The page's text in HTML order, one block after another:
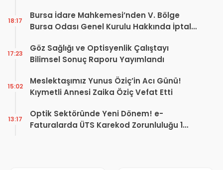
Bursa İdare Mahkemesi’nden V. Bölge
Bursa Odası Genel Kurulu Hakkında İptal
18:17
Göz Sağlığı ve Optisyenlik Çalıştayı
Bilimsel Sonuç Raporu Yayımlandı
17:23
Meslektaşımız Yunus Öziç’in Acı Günü!
Kıymetli Annesi Zaika Öziç Vefat Etti
15:02
Optik Sektöründe Yeni Dönem! e-
Faturalarda ÜTS Karekod Zorunluluğu 1
13:17